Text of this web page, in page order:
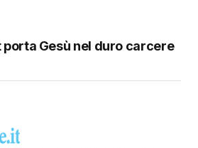
porta Gesù nel duro carcere